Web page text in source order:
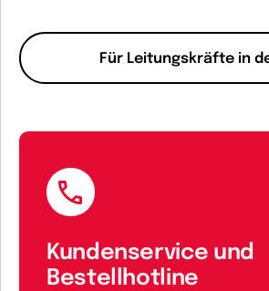
Für Leitungskräfte in
Kundenservice und
Bestellhotline